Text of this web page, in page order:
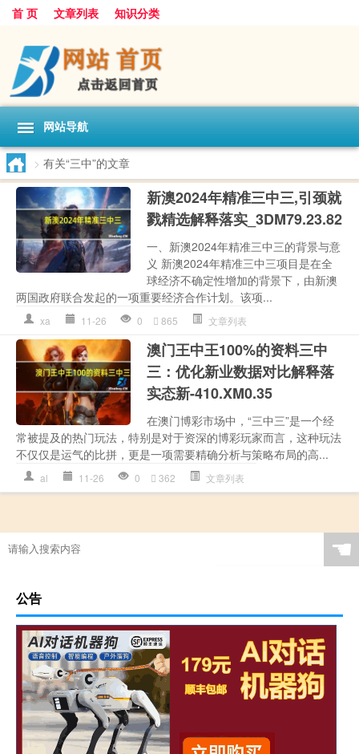
首 页 文章列表 知识分类
网站导航
> 有关“三中”的文章
新澳2024年精准三中三,引颈就
戮精选解释落实_3DM79.23.82
一、新澳2024年精准三中三的背景与意
义 新澳2024年精准三中三项目是在全
球经济不确定性增加的背景下，由新澳
两国政府联合发起的一项重要经济合作计划。该项...
xa 11-26 0 865 文章列表
澳门王中王100%的资料三中
三：优化新业数据对比解释落
实态新-410.XM0.35
在澳门博彩市场中，“三中三”是一个经
常被提及的热门玩法，特别是对于资深的博彩玩家而言，这种玩法
不仅仅是运气的比拼，更是一项需要精确分析与策略布局的高...
al 11-26 0 362 文章列表
☚
公告